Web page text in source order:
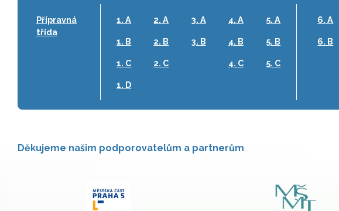
Přípravná
třída
1. A
1. B
1. C
1. D
2. A
2. B
2. C
3. A
3. B
4. A
4. B
4. C
5. A
5. B
5. C
6. A
6. B
Děkujeme našim podporovatelům a partnerům